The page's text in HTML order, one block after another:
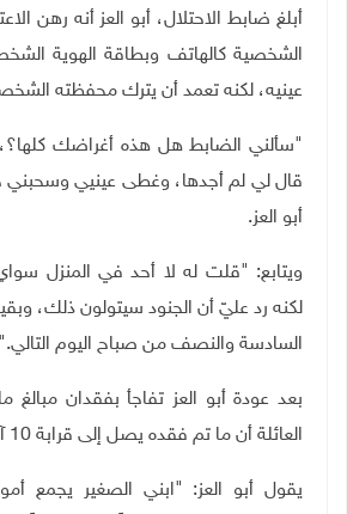
أبلغ ضابط الاحتلال، أبو العز أنه رهن
الشخصية كالهاتف وبطاقة الهوية
عينيه، لكنه تعمد أن يترك محفظته
"سألني الضابط هل هذه أغراضك
قال لي لم أجدها، وغطى عينيي وسحبني
أبو العز.
ويتابع: "قلت له لا أحد في المنزل
لكنه رد عليّ أن الجنود سيتولون ذلك،
السادسة والنصف من صباح اليوم التالي".
بعد عودة أبو العز تفاجأ بفقدان مبالغ
العائلة أن ما تم فقده يصل إلى قرابة 10 آلاف شيقل
يقول أبو العز: "ابني الصغير يجمع